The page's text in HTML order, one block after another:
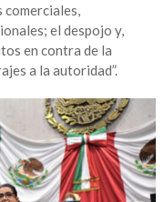
comerciales,
el despojo y,
en contra de la
a la autoridad”.